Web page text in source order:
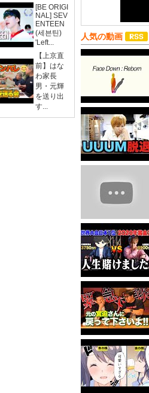
[BE ORIGI
NAL] SEV
ENTEEN
(세븐틴)
'Left...
【上京直
前】はな
わ家長
男・元輝
を送り出
す...
人気の動画